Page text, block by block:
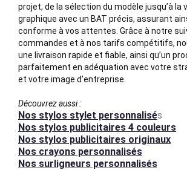
projet, de la sélection du modèle jusqu’à la
graphique avec un BAT précis, assurant
conforme à vos attentes. Grâce à notre
commandes et à nos tarifs compétitifs,
une livraison rapide et fiable, ainsi qu’un
parfaitement en adéquation avec votre
et votre image d'entreprise.
Découvrez aussi :
Nos stylos stylet personnalisés
Nos stylos publicitaires 4 couleurs
Nos stylos publicitaires originaux
Nos crayons personnalisés
Nos surligneurs personnalisés